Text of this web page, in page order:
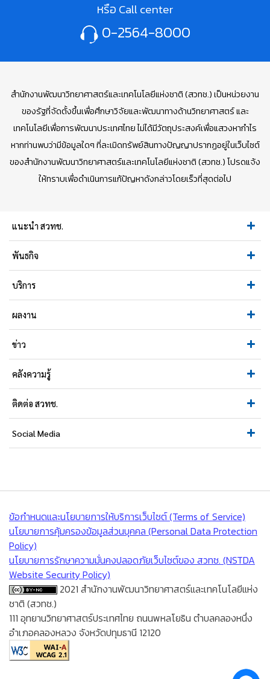
หรือ Call center
0-2564-8000
สำนักงานพัฒนาวิทยาศาสตร์และเทคโนโลยีแห่งชาติ (สวทช.) เป็นหน่วยงาน
ของรัฐที่จัดตั้งขึ้นเพื่อศึกษาวิจัยและพัฒนาทางด้านวิทยาศาสตร์ และ
เทคโนโลยีเพื่อการพัฒนาประเทศไทย ไม่ได้มีวัตถุประสงค์เพื่อแสวงหากำไร
หากท่านพบว่ามีข้อมูลใดๆ ที่ละเมิดทรัพย์สินทางปัญญาปรากฏอยู่ในเว็บไซต์
ของสำนักงานพัฒนาวิทยาศาสตร์และเทคโนโลยีแห่งชาติ (สวทช.) โปรดแจ้ง
ให้ทราบเพื่อดำเนินการแก้ปัญหาดังกล่าวโดยเร็วที่สุดต่อไป
แนะนำ สวทช.
พันธกิจ
บริการ
ผลงาน
ข่าว
คลังความรู้
ติดต่อ สวทช.
Social Media
ข้อกำหนดและนโยบายการให้บริการเว็บไซต์ (Terms of Service)
นโยบายการคุ้มครองข้อมูลส่วนบุคคล (Personal Data Protection
Policy)
นโยบายการรักษาความมั่นคงปลอดภัยเว็บไซต์ของ สวทช. (NSTDA
Website Security Policy)
2021 สำนักงานพัฒนาวิทยาศาสตร์และเทคโนโลยีแห่ง
ชาติ (สวทช.)
111 อุทยานวิทยาศาสตร์ประเทศไทย ถนนพหลโยธิน ตำบลคลองหนึ่ง
อำเภอคลองหลวง จังหวัดปทุมธานี 12120